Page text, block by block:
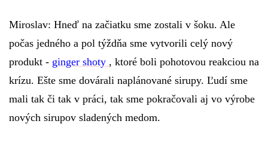
Miroslav: Hneď na začiatku sme zostali v šoku. Ale
počas jedného a pol týždňa sme vytvorili celý nový
produkt - ginger shoty , ktoré boli pohotovou reakciou na
krízu. Ešte sme dovárali naplánované sirupy. Ľudí sme
mali tak či tak v práci, tak sme pokračovali aj vo výrobe
nových sirupov sladených medom.